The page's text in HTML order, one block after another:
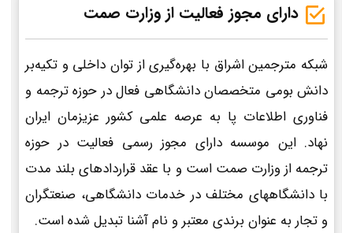
دارای مجوز فعالیت از وزارت صمت
شبکه مترجمین اشراق با بهره‌گیری از توان داخلی و تکیه‌بر
دانش بومی متخصصان دانشگاهی فعال در حوزه ترجمه و
فناوری اطلاعات پا به عرصه علمی کشور عزیزمان ایران
نهاد. این موسسه دارای مجوز رسمی فعالیت در حوزه
ترجمه از وزارت صمت است و با عقد قراردادهای بلند مدت
با دانشگاههای مختلف در خدمات دانشگاهی، صنعتگران
و تجار به عنوان برندی معتبر و نام آشنا تبدیل شده است.